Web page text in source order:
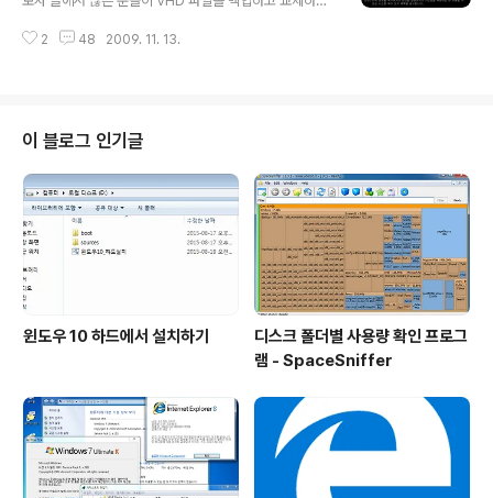
erencing VHD를 활용하면 저처럼 VHD 부팅기능을 사
부팅에 등록하는 방법을 알려드렸는데 (윈도우 7, 비스타
가지고 있는 F8 복구모드용 winRE.wim PE를 이용하시
면 마찬가지로 VHD 파일 복사나 교체작업이 가능합니다.
그 이유는 비스타 이상의 PE의 경우 WIM 파일을 램에 로
드하기 때문에 일단 PE로 부팅하면 하드랑은 별개로 작동
하기 때문입니다. 윈도우 7 부팅시 F8 키를 누르면 고급 부
팅옵션이 나옵니다. 여기..
2 48 2009. 11. 13.
이 블로그 인기글
윈도우 10 하드에서 설치하기
디스크 폴더별 사용량 확인 프로그
램 - SpaceSniffer